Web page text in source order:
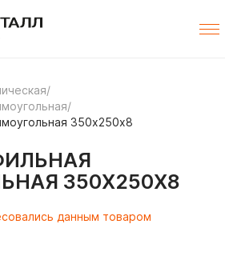
/
/
350х250х8
350Х250Х8
данным товаром